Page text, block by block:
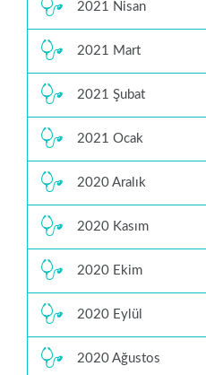
2021 Nisan
2021 Mart
2021 Şubat
2021 Ocak
2020 Aralık
2020 Kasım
2020 Ekim
2020 Eylül
2020 Ağustos